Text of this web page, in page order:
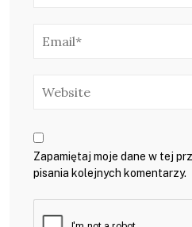
Zapamiętaj moje dane w tej
pisania kolejnych komentarzy.